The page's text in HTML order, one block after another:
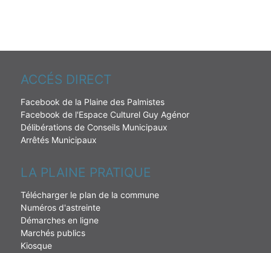
ACCÉS DIRECT
Facebook de la Plaine des Palmistes
Facebook de l'Espace Culturel Guy Agénor
Délibérations de Conseils Municipaux
Arrêtés Municipaux
LA PLAINE PRATIQUE
Télécharger le plan de la commune
Numéros d'astreinte
Démarches en ligne
Marchés publics
Kiosque